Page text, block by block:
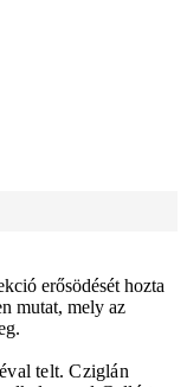
erősödését hozta
mutat, mely az
telt. Cziglán